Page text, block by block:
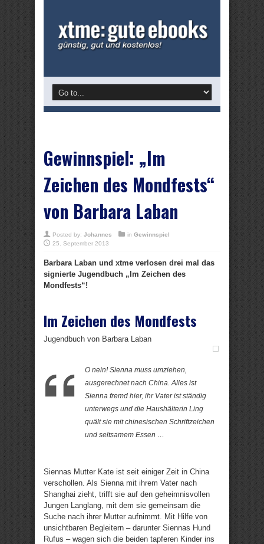
Gewinnspiel: „Im
Zeichen des Mondfests“
von Barbara Laban
Posted by: Johannes in Gewinnspiel
25. September 2013
Barbara Laban und xtme verlosen drei mal das
signierte Jugendbuch „Im Zeichen des
Mondfests“!
Im Zeichen des Mondfests
Jugendbuch von Barbara Laban
O nein! Sienna muss umziehen,
ausgerechnet nach China. Alles ist
Sienna fremd hier, ihr Vater ist ständig
unterwegs und die Haushälterin Ling
quält sie mit chinesischen Schriftzeichen
und seltsamem Essen …
Siennas Mutter Kate ist seit einiger Zeit in China
verschollen. Als Sienna mit ihrem Vater nach
Shanghai zieht, trifft sie auf den geheimnisvollen
Jungen Langlang, mit dem sie gemeinsam die
Suche nach ihrer Mutter aufnimmt. Mit Hilfe von
unsichtbaren Begleitern – darunter Siennas Hund
Rufus – wagen sich die beiden tapferen Kinder ins